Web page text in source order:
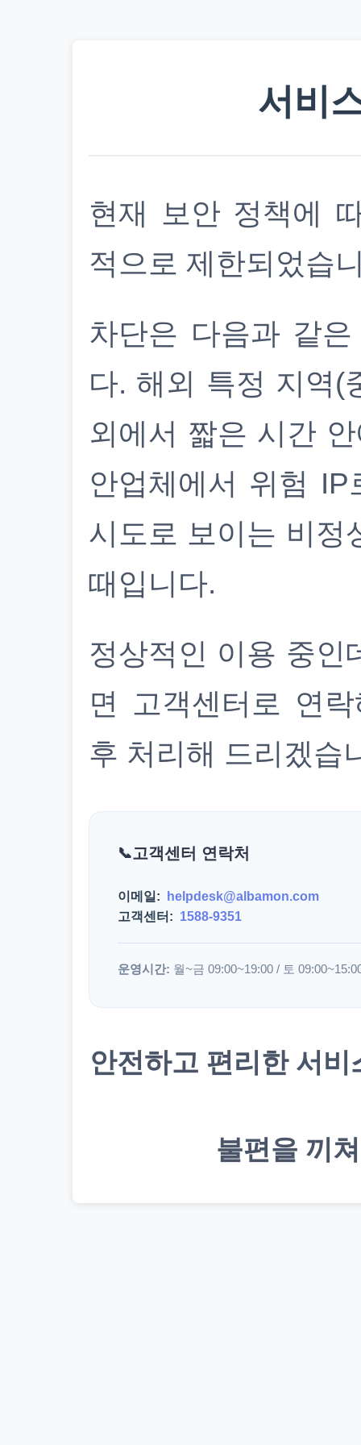
서비
현재 보안 정책에
적으로 제한되었습
차단은 다음과 같
다. 해외 특정 지역(
외에서 짧은 시간
안업체에서 위험
시도로 보이는 비정
때입니다.
정상적인 이용 중인
면 고객센터로 연
후 처리해 드리겠습
고객센터 연락처
이메일:
helpdesk@albamon.com
고객센터: 1588-9351
운영시간: 월~금 09:00~19:00 / 토
안전하고 편리한 서
불편을 끼